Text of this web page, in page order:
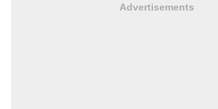
Advertisements